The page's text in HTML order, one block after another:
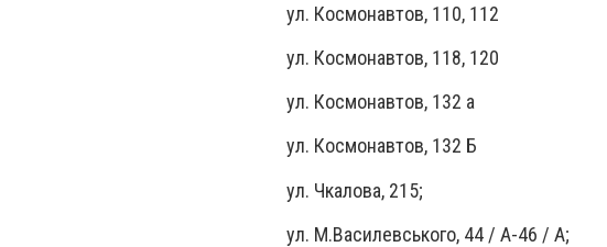
ул. Космонавтов, 110, 112
ул. Космонавтов, 118, 120
ул. Космонавтов, 132 а
ул. Космонавтов, 132 Б
ул. Чкалова, 215;
ул. М.Василевського, 44 / А-46 / А;